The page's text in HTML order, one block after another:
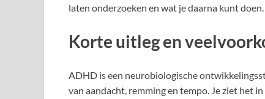
laten onderzoeken en wat je daarna kunt doen.
Korte uitleg en
ADHD is een neurobiologische
van aandacht, remming en tempo. Je ziet het